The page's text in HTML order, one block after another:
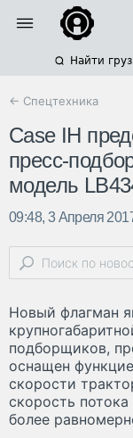
Найти
← Спецтехника
Case IH
пресс-
модель
09:48, 3 Апреля
Новый флагман
подборщиков,
оснащен
скорости
скорость
более